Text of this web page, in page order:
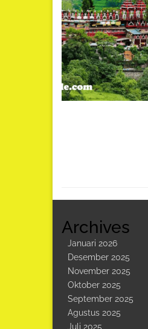
Archives
Januari 2026
Desember 2025
November 2025
Oktober 2025
September 2025
Agustus 2025
Juli 2025